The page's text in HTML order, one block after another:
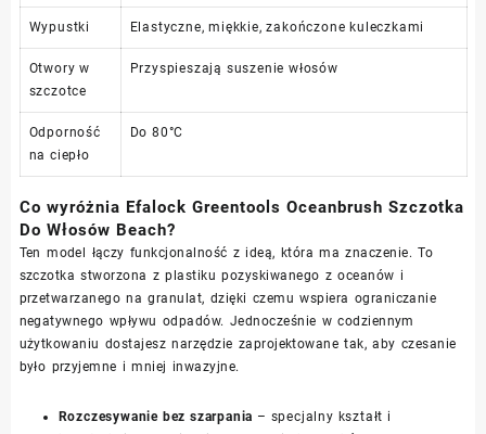
Wypustki Elastyczne, miękkie, zakończone kuleczkami
Otwory w
szczotce
Przyspieszają suszenie włosów
Odporność
na ciepło
Do 80°C
Co wyróżnia Efalock Greentools Oceanbrush Szczotka
Do Włosów Beach?
Ten model łączy funkcjonalność z ideą, która ma znaczenie. To
szczotka stworzona z plastiku pozyskiwanego z oceanów i
przetwarzanego na granulat, dzięki czemu wspiera ograniczanie
negatywnego wpływu odpadów. Jednocześnie w codziennym
użytkowaniu dostajesz narzędzie zaprojektowane tak, aby czesanie
było przyjemne i mniej inwazyjne.
Rozczesywanie bez szarpania – specjalny kształt i